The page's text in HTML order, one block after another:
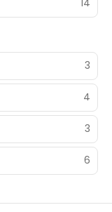
14
3
4
3
6